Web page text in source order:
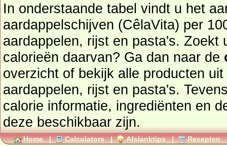
In onderstaande tabel vindt u het
aardappelschijven (CêlaVita) per 100 gr. uit de
aardappelen, rijst en pasta's. Zoekt
calorieën daarvan? Ga dan naar de
overzicht of bekijk alle producten
aardappelen, rijst en pasta's. Tevens vindt u ook de uitgebreide
calorie informatie, ingrediënten en de
deze beschikbaar zijn.
Home | Calculators | Afslanktips | Recepten